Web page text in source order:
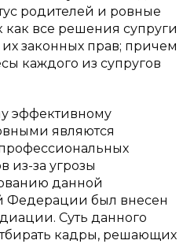
родителей и ровные
как все решения супруги
законных прав; причем
каждого из супругов
эффективному
являются
из-за угрозы
данной
Федерации был внесен
Суть данного
кадры, решающих